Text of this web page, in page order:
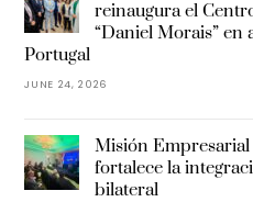
reinaugura el
“Daniel Morais” en
Portugal
JUNE 24, 2026
Misión Empresarial
fortalece la
bilateral